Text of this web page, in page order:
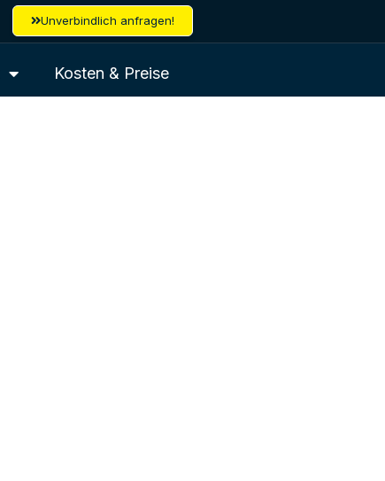
Unverbindlich anfragen!
Kosten & Preise